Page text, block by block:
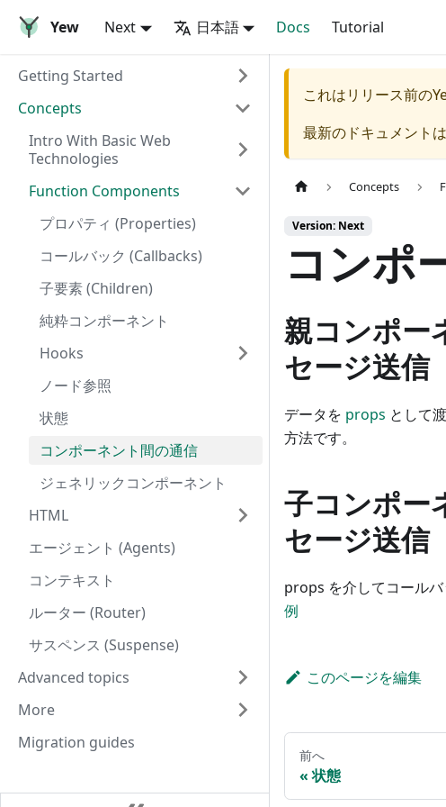
Yew Next 日本語 Docs Tutorial
Getting Started
Concepts
Intro With Basic Web
Technologies
Function Components
プロパティ (Properties)
コールバック (Callbacks)
子要素 (Children)
純粋コンポーネント
Hooks
ノード参照
状態
コンポーネント間の通信
ジェネリックコンポーネント
HTML
エージェント (Agents)
コンテキスト
ルーター (Router)
サスペンス (Suspense)
Advanced topics
More
Migration guides
これはリリース前の
最新のドキュメントは
Concepts
Version: Next
コンポ
親コンポー
セージ送信
データを props として
方法です。
子コンポー
セージ送信
props を介してコールバ
例
このページを編集
前へ
状態